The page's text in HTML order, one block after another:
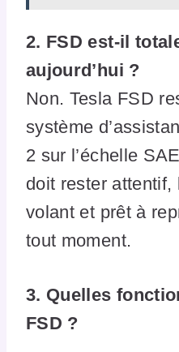
2. FSD est-il
aujourd’hui ?
Non. Tesla FSD
système
2 sur l’échelle
doit rester attentif,
volant et prêt à
tout moment.
3. Quelles
FSD ?